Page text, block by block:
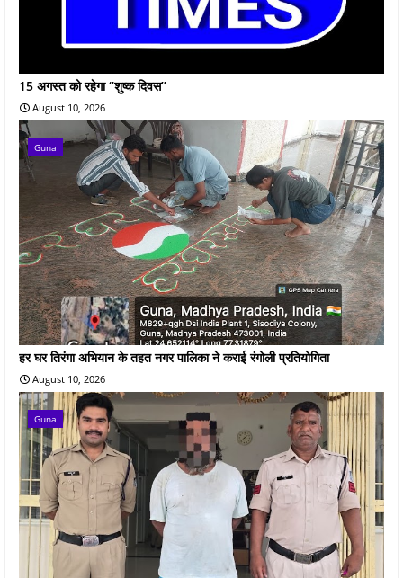
15 अगस्त को रहेगा ‘’शुष्‍क दिवस’’
August 10, 2026
Guna
हर घर तिरंगा अभियान के तहत नगर पालिका ने कराई रंगोली प्रतियोगिता
August 10, 2026
Guna